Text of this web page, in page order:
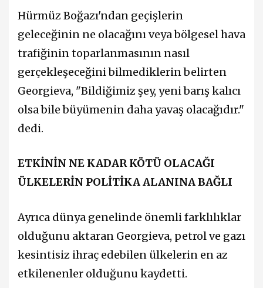
Hürmüz Boğazı'ndan geçişlerin
geleceğinin ne olacağını veya bölgesel hava
trafiğinin toparlanmasının nasıl
gerçekleşeceğini bilmediklerin belirten
Georgieva, "Bildiğimiz şey, yeni barış kalıcı
olsa bile büyümenin daha yavaş olacağıdır."
dedi.
ETKİNİN NE KADAR KÖTÜ OLACAĞI
ÜLKELERİN POLİTİKA ALANINA BAĞLI
Ayrıca dünya genelinde önemli farklılıklar
olduğunu aktaran Georgieva, petrol ve gazı
kesintisiz ihraç edebilen ülkelerin en az
etkilenenler olduğunu kaydetti.